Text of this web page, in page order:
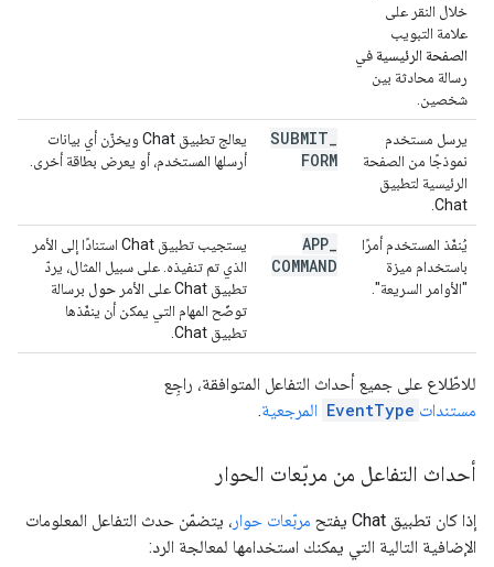
خلال النقر على
علامة التبويب
الصفحة الرئيسية في
رسالة محادثة بين
شخصين.
يرسل مستخدم
نموذجًا من الصفحة
الرئيسية لتطبيق
Chat.
SUBMIT
FORM
يعالج تطبيق Chat ويخزّن أي بيانات
أرسلها المستخدم، أو يعرض بطاقة أخرى.
يُنفّذ المستخدم أمرًا
باستخدام ميزة
"الأوامر السريعة".
APP
COMMAND
يستجيب تطبيق Chat استنادًا إلى الأمر
الذي تم تنفيذه. على سبيل المثال، يردّ
تطبيق Chat على الأمر
حول برسالة
توضّح المهام التي يمكن أن ينفّذها
تطبيق Chat.
للاطّلاع على جميع أحداث التفاعل المتوافقة، راجِع
مستندات EventType المرجعية.
أحداث التفاعل من مربّعات الحوار
إذا كان تطبيق Chat يفتح مربّعات حوار ، يتضمّن حدث التفاعل المعلومات
الإضافية التالية التي يمكنك استخدامها لمعالجة الرد: